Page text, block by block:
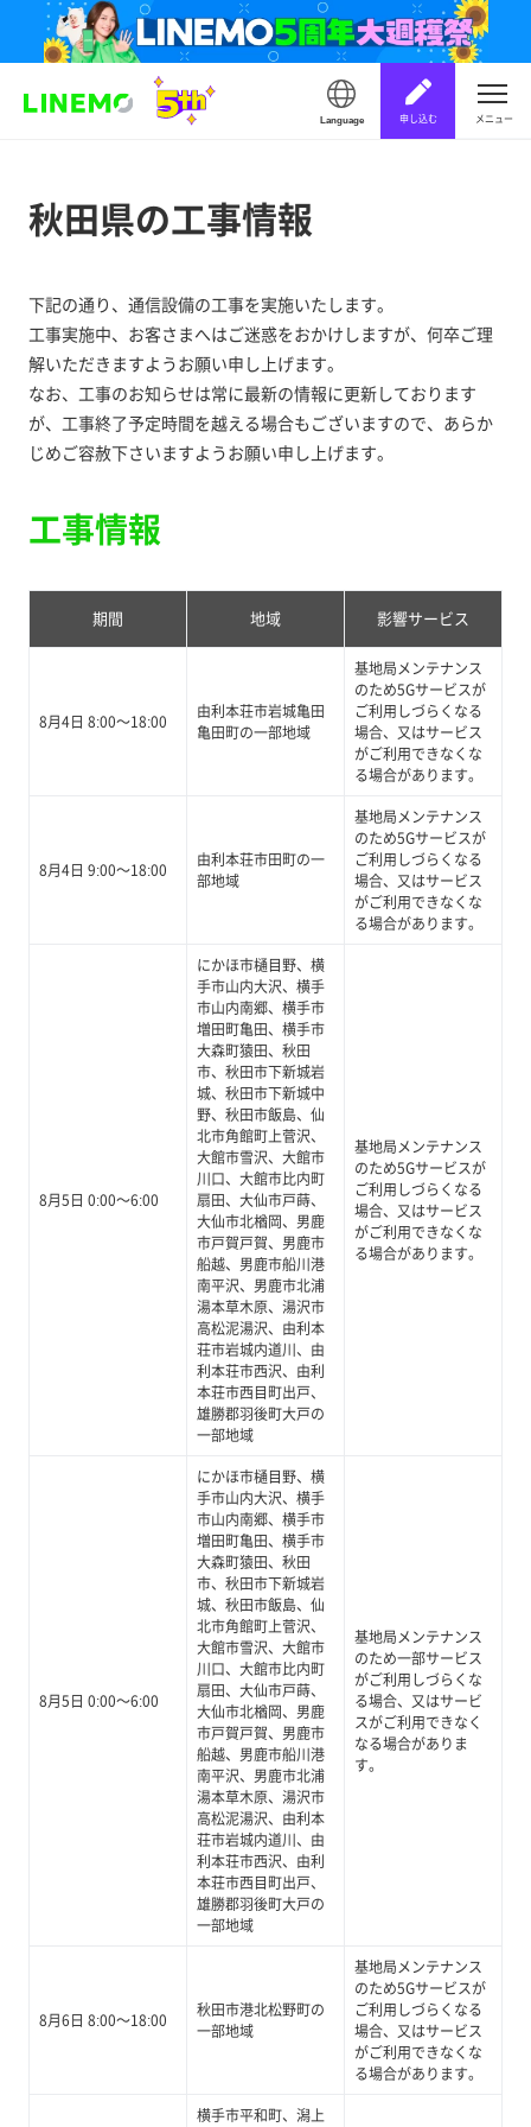
Language 申し込む メニュー
秋田県の工事情報
下記の通り、通信設備の工事を実施いたします。
工事実施中、お客さまへはご迷惑をおかけしますが、何卒ご理
解いただきますようお願い申し上げます。
なお、工事のお知らせは常に最新の情報に更新しております
が、工事終了予定時間を越える場合もございますので、あらか
じめご容赦下さいますようお願い申し上げます。
工事情報
期間 地域 影響サービス
8月4日 8:00～18:00
由利本荘市岩城亀田
亀田町の一部地域
基地局メンテナンス
のため5Gサービスが
ご利用しづらくなる
場合、又はサービス
がご利用できなくな
る場合があります。
8月4日 9:00～18:00
由利本荘市田町の一
部地域
基地局メンテナンス
のため5Gサービスが
ご利用しづらくなる
場合、又はサービス
がご利用できなくな
る場合があります。
8月5日 0:00～6:00
にかほ市樋目野、横
手市山内大沢、横手
市山内南郷、横手市
増田町亀田、横手市
大森町猿田、秋田
市、秋田市下新城岩
城、秋田市下新城中
野、秋田市飯島、仙
北市角館町上菅沢、
大館市雪沢、大館市
川口、大館市比内町
扇田、大仙市戸蒔、
大仙市北楢岡、男鹿
市戸賀戸賀、男鹿市
船越、男鹿市船川港
南平沢、男鹿市北浦
湯本草木原、湯沢市
高松泥湯沢、由利本
荘市岩城内道川、由
利本荘市西沢、由利
本荘市西目町出戸、
雄勝郡羽後町大戸の
一部地域
基地局メンテナンス
のため5Gサービスが
ご利用しづらくなる
場合、又はサービス
がご利用できなくな
る場合があります。
8月5日 0:00～6:00
にかほ市樋目野、横
手市山内大沢、横手
市山内南郷、横手市
増田町亀田、横手市
大森町猿田、秋田
市、秋田市下新城岩
城、秋田市飯島、仙
北市角館町上菅沢、
大館市雪沢、大館市
川口、大館市比内町
扇田、大仙市戸蒔、
大仙市北楢岡、男鹿
市戸賀戸賀、男鹿市
船越、男鹿市船川港
南平沢、男鹿市北浦
湯本草木原、湯沢市
高松泥湯沢、由利本
荘市岩城内道川、由
利本荘市西沢、由利
本荘市西目町出戸、
雄勝郡羽後町大戸の
一部地域
基地局メンテナンス
のため一部サービス
がご利用しづらくな
る場合、又はサービ
スがご利用できなく
なる場合がありま
す。
8月6日 8:00～18:00
秋田市港北松野町の
一部地域
基地局メンテナンス
のため5Gサービスが
ご利用しづらくなる
場合、又はサービス
がご利用できなくな
る場合があります。
横手市平和町、潟上